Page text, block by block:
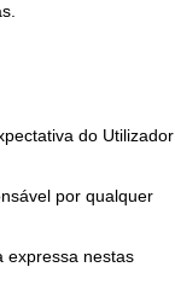
do Utilizador
por qualquer
expressa nestas